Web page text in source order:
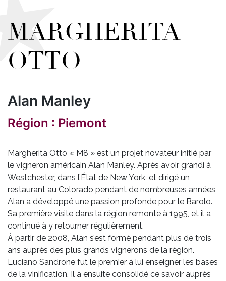
MARGHERITA
OTTO
Alan Manley
Région : Piemont
Margherita Otto « M8 » est un projet novateur initié par
le vigneron américain Alan Manley. Après avoir grandi à
Westchester, dans l’État de New York, et dirigé un
restaurant au Colorado pendant de nombreuses années,
Alan a développé une passion profonde pour le Barolo.
Sa première visite dans la région remonte à 1995, et il a
continué à y retourner régulièrement.
À partir de 2008, Alan s’est formé pendant plus de trois
ans auprès des plus grands vignerons de la région.
Luciano Sandrone fut le premier à lui enseigner les bases
de la vinification. Il a ensuite consolidé ce savoir auprès